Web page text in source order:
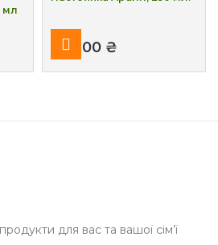
мл
₴
для вас та вашої сім’ї